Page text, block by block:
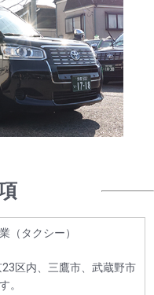
（タクシー）
区内、三鷹市、武蔵野市
。